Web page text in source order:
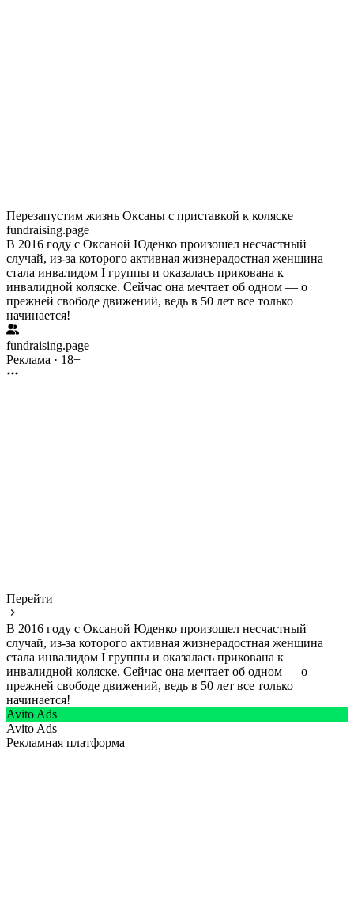
Перезапустим жизнь Оксаны с приставкой к коляске
fundraising.page
В 2016 году с Оксаной Юденко произошел несчастный
случай, из-за которого активная жизнерадостная женщина
стала инвалидом I группы и оказалась прикована к
инвалидной коляске. Сейчас она мечтает об одном — о
прежней свободе движений, ведь в 50 лет все только
начинается!
fundraising.page
Реклама · 18+
Перейти
В 2016 году с Оксаной Юденко произошел несчастный
случай, из-за которого активная жизнерадостная женщина
стала инвалидом I группы и оказалась прикована к
инвалидной коляске. Сейчас она мечтает об одном — о
прежней свободе движений, ведь в 50 лет все только
начинается!
Avito Ads
Avito Ads
Рекламная платформа